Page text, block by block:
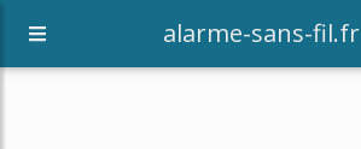
alarme-sans-fil.fr